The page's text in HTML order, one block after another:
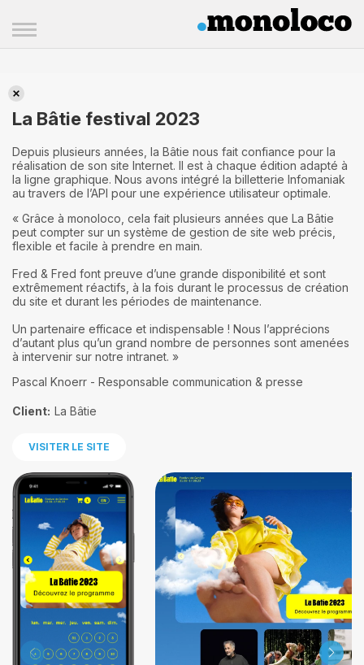
La Bâtie festival 2023
Depuis plusieurs années, la Bâtie nous fait confiance pour la
réalisation de son site Internet. Il est à chaque édition adapté à
la ligne graphique. Nous avons intégré la billetterie Infomaniak
au travers de l’API pour une expérience utilisateur optimale.
« Grâce à monoloco, cela fait plusieurs années que La Bâtie
peut compter sur un système de gestion de site web précis,
flexible et facile à prendre en main.
Fred & Fred font preuve d’une grande disponibilité et sont
extrêmement réactifs, à la fois durant le processus de création
du site et durant les périodes de maintenance.
Un partenaire efficace et indispensable ! Nous l’apprécions
d’autant plus qu’un grand nombre de personnes sont amenées
à intervenir sur notre intranet. »
Pascal Knoerr - Responsable communication & presse
Client: La Bâtie
VISITER LE SITE